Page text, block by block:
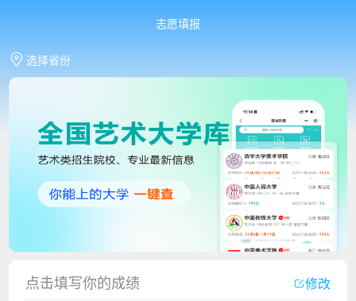
志愿填报
选择省份
点击填写你的成绩 修改